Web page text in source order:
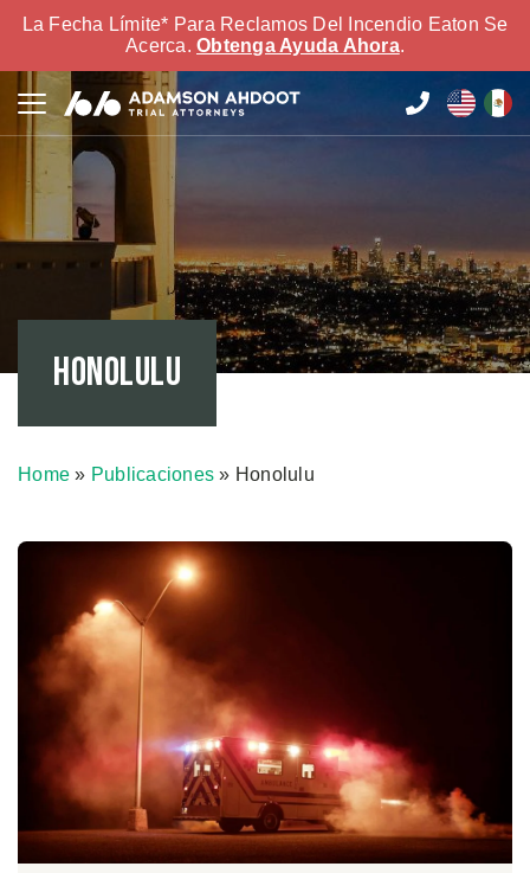
La Fecha Límite* Para Reclamos Del Incendio Eaton Se
Acerca. Obtenga Ayuda Ahora.
Honolulu
Home » Publicaciones » Honolulu